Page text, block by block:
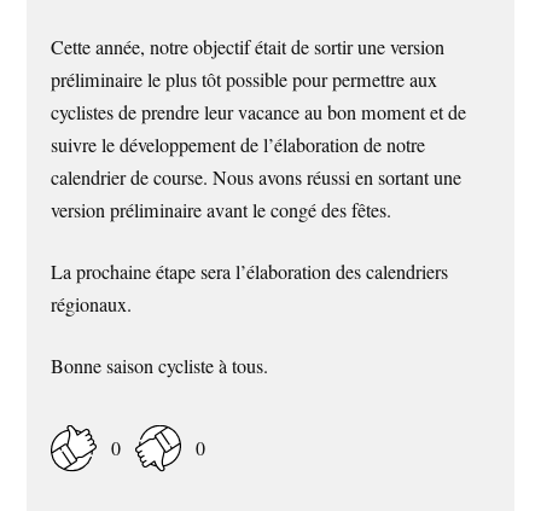
Cette année, notre objectif était de sortir une version
préliminaire le plus tôt possible pour permettre aux
cyclistes de prendre leur vacance au bon moment et de
suivre le développement de l’élaboration de notre
calendrier de course. Nous avons réussi en sortant une
version préliminaire avant le congé des fêtes.
La prochaine étape sera l’élaboration des calendriers
régionaux.
Bonne saison cycliste à tous.
0 0